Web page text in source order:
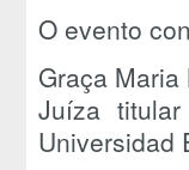
O evento
Graça Maria
Juíza
Universidad